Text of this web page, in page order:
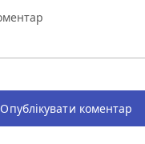
Опублікувати коментар